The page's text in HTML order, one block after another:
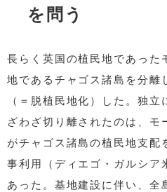
を問う
長らく英国の植民地であった
地であるチャゴス諸島を分離
（＝脱植民地化）した。独
ざわざ切り離されたのは、モ
がチャゴス諸島の植民地支配
事利用（ディエゴ・ガルシア
あった。基地建設に伴い、全